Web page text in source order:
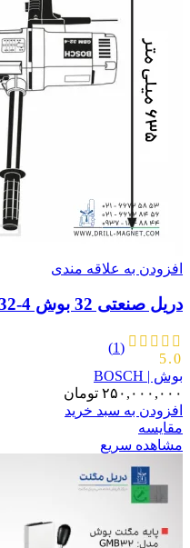
افزودن به علاقه مندی
دریل صنعتی 32 بوش GBM32-4
5.0
(1)
بوش | BOSCH
۲۵۰,۰۰۰,۰۰۰ تومان
افزودن به سبد خرید
مقایسه
مشاهده سریع